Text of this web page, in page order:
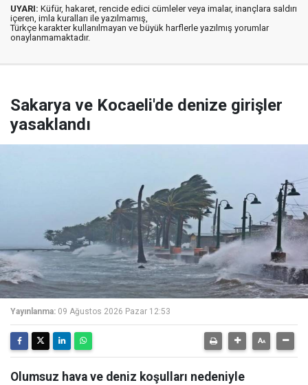
UYARI: Küfür, hakaret, rencide edici cümleler veya imalar, inançlara saldırı
içeren, imla kuralları ile yazılmamış,
Türkçe karakter kullanılmayan ve büyük harflerle yazılmış yorumlar
onaylanmamaktadır.
Sakarya ve Kocaeli'de denize girişler
yasaklandı
Yayınlanma: 09 Ağustos 2026 Pazar 12:53
Olumsuz hava ve deniz koşulları nedeniyle